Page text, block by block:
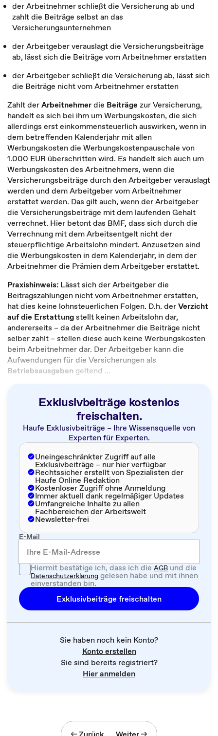
der Arbeitnehmer schließt die Versicherung ab und
zahlt die Beiträge selbst an das
Versicherungsunternehmen
der Arbeitgeber verauslagt die Versicherungsbeiträge
ab, lässt sich die Beiträge vom Arbeitnehmer erstatten
der Arbeitgeber schließt die Versicherung ab, lässt sich
die Beiträge nicht vom Arbeitnehmer erstatten
Zahlt derArbeitnehmerdie Beiträge zur Versicherung,
handelt es sich bei ihm um Werbungskosten, die sich
allerdings erst einkommensteuerlich auswirken, wenn in
dem betreffenden Kalenderjahr mit allen
Werbungskosten die Werbungskostenpauschale von
1.000 EUR überschritten wird. Es handelt sich auch um
Werbungskosten des Arbeitnehmers, wenn die
Versicherungsbeiträge durch den Arbeitgeber verauslagt
werden und dem Arbeitgeber vom Arbeitnehmer
erstattet werden. Das gilt auch, wenn der Arbeitgeber
die Versicherungsbeiträge mit dem laufenden Gehalt
verrechnet. Hier betont das BMF, dass sich durch die
Verrechnung mit dem Arbeitsentgelt nicht der
steuerpflichtige Arbeitslohn mindert. Anzusetzen sind
die Werbungskosten in dem Kalenderjahr, in dem der
Arbeitnehmer die Prämien dem Arbeitgeber erstattet.
Praxishinweis: Lässt sich der Arbeitgeber die
Beitragszahlungen nicht vom Arbeitnehmer erstatten,
hat dies keine lohnsteuerlichen Folgen. D.h. derVerzicht
auf die Erstattungstellt keinen Arbeitslohn dar,
andererseits – da der Arbeitnehmer die Beiträge nicht
selber zahlt – stellen diese auch keine Werbungskosten
beim Arbeitnehmer dar. Der Arbeitgeber kann die
Aufwendungen für die Versicherungen als
Betriebsausgaben geltend ...
Exklusivbeiträge kostenlos
freischalten.
Haufe Exklusivbeiträge – Ihre Wissensquelle von
Experten für Experten.
Uneingeschränkter Zugriff auf alle
Exklusivbeiträge – nur hier verfügbar
Rechtssicher erstellt von Spezialisten der
Haufe Online Redaktion
Kostenloser Zugriff ohne Anmeldung
Immer aktuell dank regelmäßiger Updates
Umfangreiche Inhalte zu allen
Fachbereichen der Arbeitswelt
Newsletter-frei
E-Mail
Hiermit bestätige ich, dass ich dieAGBund die
Datenschutzerklärung gelesen habe und mit ihnen
einverstanden bin.
Exklusivbeiträge freischalten
Sie haben noch kein Konto?
Konto erstellen
Sie sind bereits registriert?
Hier anmelden